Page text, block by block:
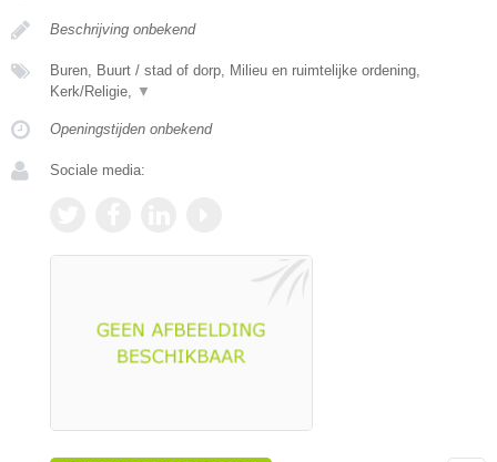
Beschrijving onbekend
Buren, Buurt / stad of dorp, Milieu en ruimtelijke ordening,
Kerk/Religie, ▼
Openingstijden onbekend
Sociale media: